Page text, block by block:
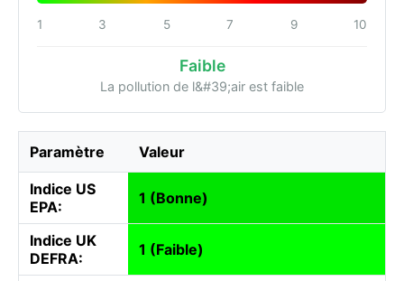
1 3 5 7 9 10
Faible
La pollution de l&#39;air est faible
Paramètre Valeur
Indice US
EPA:
1 (Bonne)
Indice UK
DEFRA:
1 (Faible)